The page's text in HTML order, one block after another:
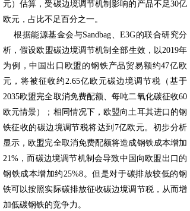
元）估算，受碳边境调节机制影响的产品不足30亿
欧元，占比不足百分之一。
根据能源基金会与Sandbag、E3G的联合研究分
析，假设欧盟碳边境调节机制全部生效，以2019年
为例，中国出口欧盟的钢铁产品贸易额约47亿欧
元，将被征收约2.65亿欧元碳边境调节税（基于
2035欧盟完全取消免费配额、每吨二氧化碳征收60
欧元情景）；相同情况下，欧盟向土耳其进口的钢
铁征收的碳边境调节税将达到7亿欧元。初步分析
显示，欧盟完全取消免费配额将造成钢铁成本增加
21%，而碳边境调节机制会导致中国向欧盟出口的
钢铁成本增加约25%8。但是对于碳排放较低的钢
铁可以按照实际碳排放征收碳边境调节税，从而增
加低碳钢铁的竞争力。